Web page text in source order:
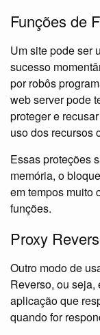
Funções de
Um site pode ser
sucesso
por robôs
web server pode
proteger e
uso dos recursos
Essas proteções
memória, o
em tempos muito
funções.
Proxy
Outro modo de
Reverso, ou
aplicação que
quando for